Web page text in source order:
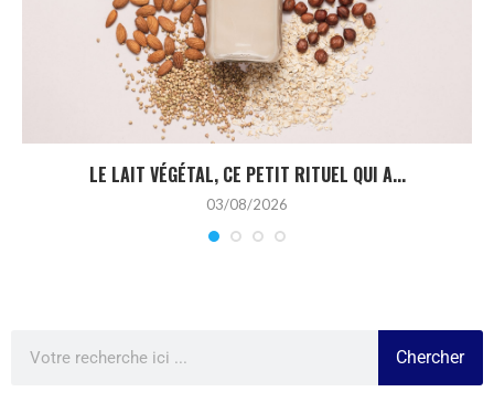
LE LAIT VÉGÉTAL, CE PETIT RITUEL QUI A...
03/08/2026
Chercher